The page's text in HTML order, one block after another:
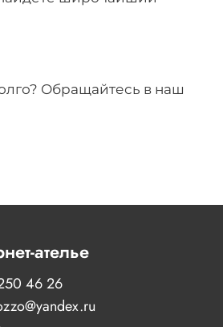
Обращайтесь в наш
ателье
46 26